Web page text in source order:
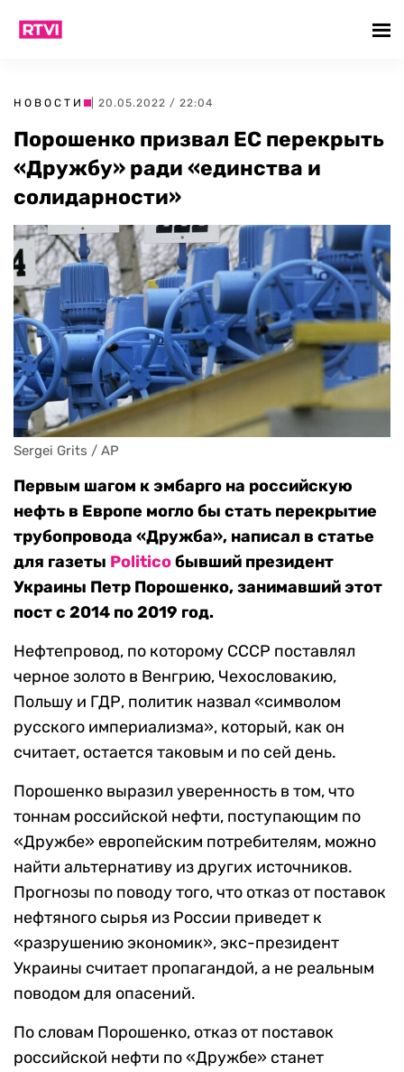
НОВОСТИ | 20.05.2022 / 22:04
Порошенко призвал ЕС перекрыть
«Дружбу» ради «единства и
солидарности»
Sergei Grits / AP
Первым шагом к эмбарго на российскую
нефть в Европе могло бы стать перекрытие
трубопровода «Дружба», написал в статье
для газеты Politicoбывший президент
Украины Петр Порошенко, занимавший этот
пост с 2014 по 2019 год.
Нефтепровод, по которому СССР поставлял
черное золото в Венгрию, Чехословакию,
Польшу и ГДР, политик назвал «символом
русского империализма», который, как он
считает, остается таковым и по сей день.
Порошенко выразил уверенность в том, что
тоннам российской нефти, поступающим по
«Дружбе» европейским потребителям, можно
найти альтернативу из других источников.
Прогнозы по поводу того, что отказ от поставок
нефтяного сырья из России приведет к
«разрушению экономик», экс-президент
Украины считает пропагандой, а не реальным
поводом для опасений.
По словам Порошенко, отказ от поставок
российской нефти по «Дружбе» станет